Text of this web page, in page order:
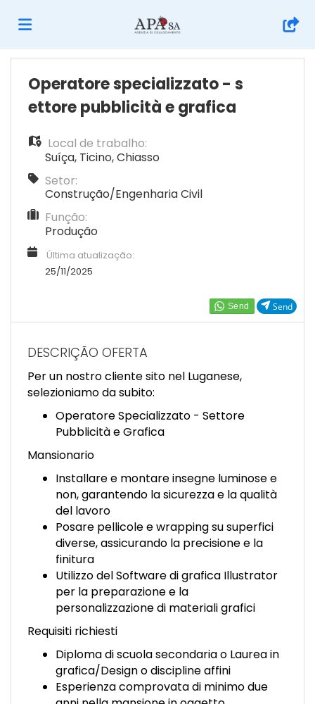
Página
inicial
Ofertas
emprego
te
Iniciar
sessão
Língua
EN
IT
DE
ES
PT
Send
Operatore specializzato - s
ettore pubblicità e grafica
Local de trabalho:
Suíça, Ticino,Chiasso
Setor:
Construção/Engenharia Civil
Função:
Produção
Última atualização:
25/11/2025
DESCRIÇÃO OFERTA
Per un nostro cliente sito nel Luganese,
selezioniamo da subito:
Operatore Specializzato - Settore
Pubblicità e Grafica
Mansionario
Installare e montare insegne luminose e
non, garantendo la sicurezza e la qualità
del lavoro
Posare pellicole e wrapping su superfici
diverse, assicurando la precisione e la
finitura
Utilizzo del Software di grafica Illustrator
per la preparazione e la
personalizzazione di materiali grafici
Requisiti richiesti
Diploma di scuola secondaria o Laurea in
grafica/Design o discipline affini
Esperienza comprovata di minimo due